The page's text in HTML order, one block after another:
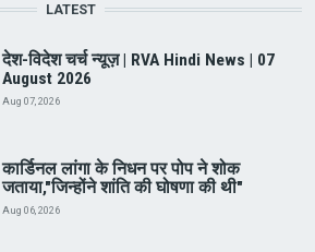
LATEST
देश-विदेश चर्च न्यूज़ | RVA Hindi News | 07
August 2026
Aug 07, 2026
कार्डिनल लांगा के निधन पर पोप ने शोक
जताया,"जिन्होंने शांति की घोषणा की थी"
Aug 06, 2026